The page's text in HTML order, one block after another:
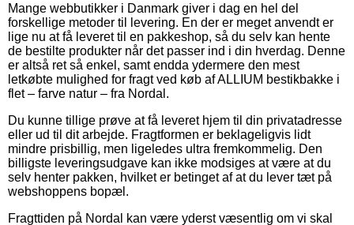
Mange webbutikker i Danmark giver i dag en hel del
forskellige metoder til levering. En der er meget anvendt er
lige nu at få leveret til en pakkeshop, så du selv kan hente
de bestilte produkter når det passer ind i din hverdag. Denne
er altså ret så enkel, samt endda ydermere den mest
letkøbte mulighed for fragt ved køb af ALLIUM bestikbakke i
flet – farve natur – fra Nordal.
Du kunne tillige prøve at få leveret hjem til din privatadresse
eller ud til dit arbejde. Fragtformen er beklageligvis lidt
mindre prisbillig, men ligeledes ultra fremkommelig. Den
billigste leveringsudgave kan ikke modsiges at være at du
selv henter pakken, hvilket er betinget af at du lever tæt på
webshoppens bopæl.
Fragttiden på Nordal kan være yderst væsentlig om vi skal